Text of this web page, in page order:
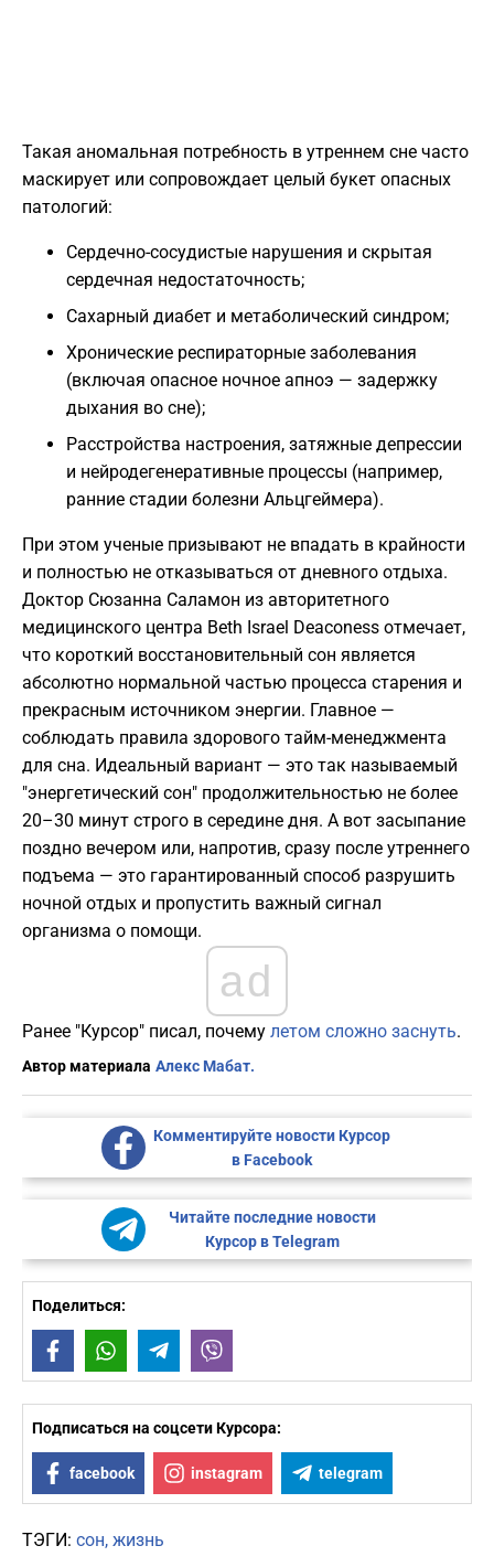
Такая аномальная потребность в утреннем сне часто
маскирует или сопровождает целый букет опасных
патологий:
Сердечно-сосудистые нарушения и скрытая
сердечная недостаточность;
Сахарный диабет и метаболический синдром;
Хронические респираторные заболевания
(включая опасное ночное апноэ — задержку
дыхания во сне);
Расстройства настроения, затяжные депрессии
и нейродегенеративные процессы (например,
ранние стадии болезни Альцгеймера).
При этом ученые призывают не впадать в крайности
и полностью не отказываться от дневного отдыха.
Доктор Сюзанна Саламон из авторитетного
медицинского центра Beth Israel Deaconess отмечает,
что короткий восстановительный сон является
абсолютно нормальной частью процесса старения и
прекрасным источником энергии. Главное —
соблюдать правила здорового тайм-менеджмента
для сна. Идеальный вариант — это так называемый
"энергетический сон" продолжительностью не более
20–30 минут строго в середине дня. А вот засыпание
поздно вечером или, напротив, сразу после утреннего
подъема — это гарантированный способ разрушить
ночной отдых и пропустить важный сигнал
организма о помощи.
ad
Ранее "Курсор" писал, почему летом сложно заснуть.
Автор материала Алекс Мабат.
Комментируйте новости Курсор
в Facebook
Читайте последние новости
Курсор в Telegram
Поделиться:
FacebookWhatsAppTelegram
Подписаться на соцсети Курсора:
facebook instagram telegram
ТЭГИ: сон жизнь